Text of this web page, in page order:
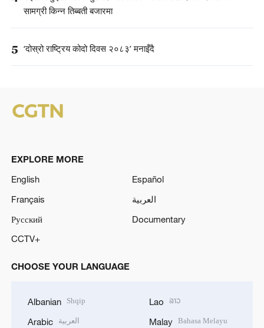
सामग्री किन्न तिब्बती बजारमा
5 ‘दोस्रो राष्ट्रिय कोदो दिवस २०८३’ मनाइँदै
EXPLORE MORE
English
Español
Français
العربية
Русский
Documentary
CCTV+
CHOOSE YOUR LANGUAGE
Albanian Shqip
Arabic العربية
Lao ລາວ
Malay Bahasa Melayu